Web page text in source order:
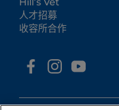
人才招募
收容所合作